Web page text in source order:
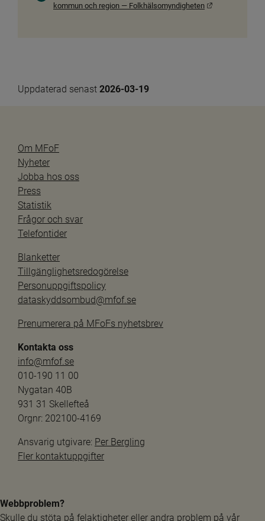
kommun och region — Folkhälsomyndigheten
Uppdaterad senast 2026-03-19
Om MFoF
Nyheter
Jobba hos oss
Press
Statistik
Frågor och svar
Telefontider
Blanketter
Tillgänglighetsredogörelse
Personuppgiftspolicy
dataskyddsombud@mfof.se
Prenumerera på MFoFs nyhetsbrev
Kontakta oss
info@mfof.se
010-190 11 00
Nygatan 40B
931 31 Skellefteå
Orgnr: 202100-4169
Ansvarig utgivare: Per Bergling
Fler kontaktuppgifter
Webbproblem?
Skulle du stöta på felaktigheter eller andra problem på vår